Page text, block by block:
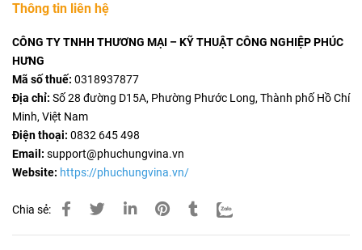
Thông tin liên hệ
CÔNG TY TNHH THƯƠNG MẠI – KỸ THUẬT CÔNG NGHIỆP PHÚC
HƯNG
Mã số thuế: 0318937877
Địa chỉ: Số 28 đường D15A, Phường Phước Long, Thành phố Hồ Chí
Minh, Việt Nam
Điện thoại: 0832 645 498
Email: support@phuchungvina.vn
Website: https://phuchungvina.vn/
Chia sẻ: